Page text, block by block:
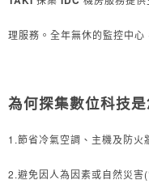
理服務。全年無休的監控中心
為何探集數位科技
1.節省冷氣空調、主機及防火
2.避免因人為因素或自然災害(